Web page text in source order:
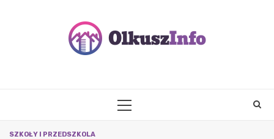
PRIMARY
SZKOŁY I PRZEDSZKOLA